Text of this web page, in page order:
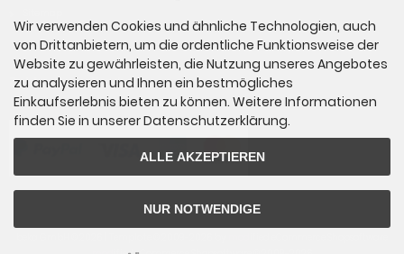
Zahlungsmethoden
Wir verwenden Cookies und ähnliche Technologien, auch
von Drittanbietern, um die ordentliche Funktionsweise der
Website zu gewährleisten, die Nutzung unseres Angebotes
zu analysieren und Ihnen ein bestmögliches
Einkaufserlebnis bieten zu können. Weitere Informationen
finden Sie in unserer Datenschutzerklärung.
ALLE AKZEPTIEREN
NUR NOTWENDIGE